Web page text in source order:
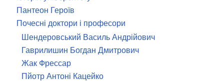
Пантеон Героїв
Почесні доктори і професори
Шендеровський Василь Андрійович
Гаврилишин Богдан Дмитрович
Жак Фрессар
Пйотр Антоні Кацейко